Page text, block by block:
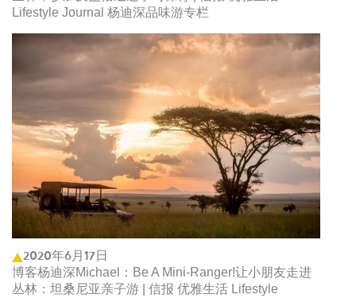
Lifestyle Journal 杨迪深品味游专栏
2020年6月17日
博客杨迪深Michael：Be A Mini-Ranger!让小朋友走进
丛林：坦桑尼亚亲子游 | 信报 优雅生活 Lifestyle